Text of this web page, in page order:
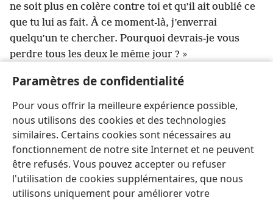
Paramètres de confidentialité
Pour vous offrir la meilleure expérience possible,
nous utilisons des cookies et des technologies
similaires. Certains cookies sont nécessaires au
fonctionnement de notre site Internet et ne peuvent
être refusés. Vous pouvez accepter ou refuser
l'utilisation de cookies supplémentaires, que nous
utilisons uniquement pour améliorer votre
ne soit plus en colère contre toi et qu’il ait oublié ce
que tu lui as fait. À ce moment-là, j’enverrai
quelqu’un te chercher. Pourquoi devrais-je vous
perdre tous les deux le même jour ? »
Isaac : « À cause des filles de Heth+, je n’en peux plus
de cette vie. Si jamais Jacob se marie avec une
Hittite, comme ces filles du pays, à quoi bon
vivre+? »
Français Partager Préférences